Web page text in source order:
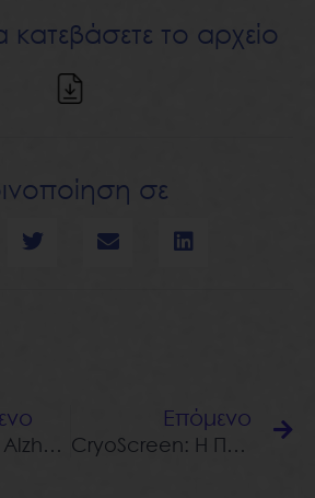
κατεβάσετε το αρχείο
σε
Άσκηση και Alzheimer
Επόμενο
CryoScreen: Η Πρωτοποριακή Τεχνολογία Νευροκρυοδιέγερσης